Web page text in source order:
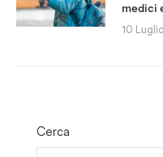
medici
10
Cerca